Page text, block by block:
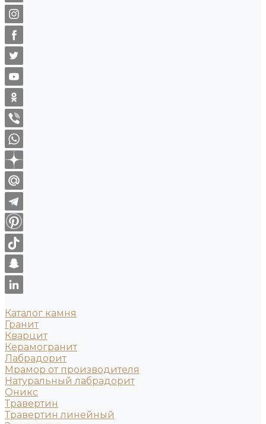
Каталог камня
Гранит
Кварцит
Керамогранит
Лабрадорит
Мрамор от производителя
Натуральный лабрадорит
Оникс
Травертин
Травертин линейный